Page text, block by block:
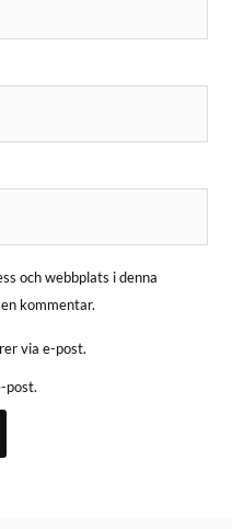
och webbplats i denna
kommentar.
via e-post.
post.